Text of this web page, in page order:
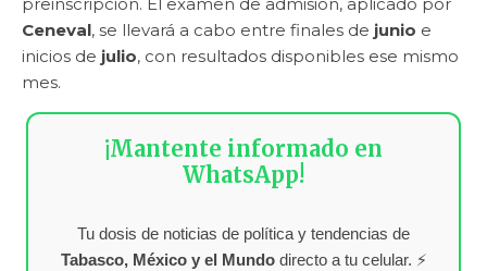
Ceneval, se llevará a cabo entre finales de junio e
inicios de julio, con resultados disponibles ese mismo
mes.
¡Mantente informado en
WhatsApp!
Tu dosis de noticias de política y tendencias de
Tabasco, México y el Mundodirecto a tu celular. ⚡